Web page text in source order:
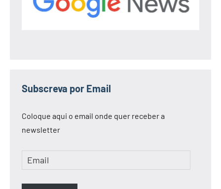
Subscreva por Email
Coloque aqui o email onde quer receber a
newsletter
Email